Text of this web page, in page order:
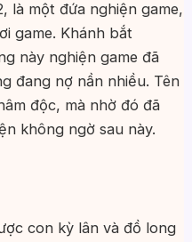
là một đứa nghiện game,
game. Khánh bắt
này nghiện game đã
đang nợ nần nhiều. Tên
độc, mà nhờ đó đã
không ngờ sau này.
con kỳ lân và đồ long